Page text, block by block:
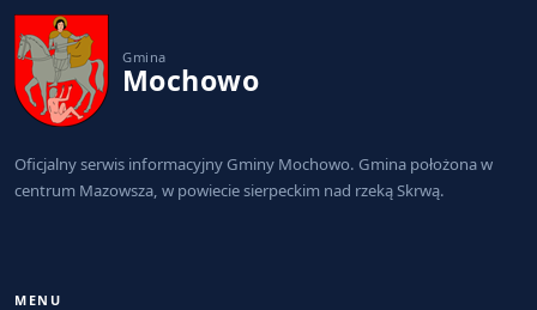
Gmina
Mochowo
Oficjalny serwis informacyjny Gminy Mochowo. Gmina położona w
centrum Mazowsza, w powiecie sierpeckim nad rzeką Skrwą.
MENU